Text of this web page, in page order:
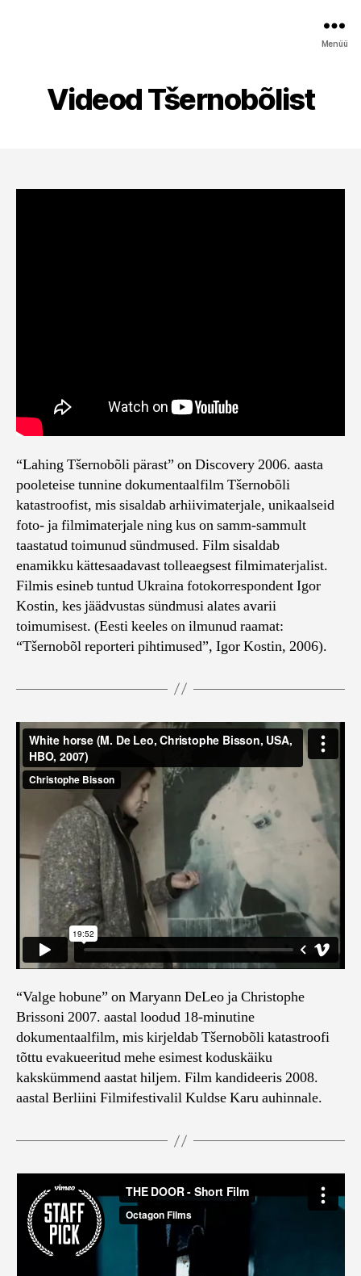
Menüü
Videod Tšernobõlist
“Lahing Tšernobõli pärast” on Discovery 2006. aasta
pooleteise tunnine dokumentaalfilm Tšernobõli
katastroofist, mis sisaldab arhiivimaterjale, unikaalseid
foto- ja filmimaterjale ning kus on samm-sammult
taastatud toimunud sündmused. Film sisaldab
enamikku kättesaadavast tolleaegsest filmimaterjalist.
Filmis esineb tuntud Ukraina fotokorrespondent Igor
Kostin, kes jäädvustas sündmusi alates avarii
toimumisest. (Eesti keeles on ilmunud raamat:
“Tšernobõl reporteri pihtimused”, Igor Kostin, 2006).
“Valge hobune” on Maryann DeLeo ja Christophe
Brissoni 2007. aastal loodud 18-minutine
dokumentaalfilm, mis kirjeldab Tšernobõli katastroofi
tõttu evakueeritud mehe esimest koduskäiku
kakskümmend aastat hiljem. Film kandideeris 2008.
aastal Berliini Filmifestivalil Kuldse Karu auhinnale.